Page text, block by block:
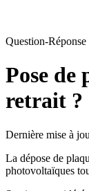
Question-Réponse
Pose
retrait ?
Dernière mise à
La dépose de
photovoltaïques